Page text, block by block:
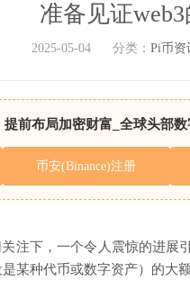
准备见证web3
2025-05-04 分类： Pi币资
提前布局加密财富_全球头部
币安(Binance)注册
注下，一个令人震惊的进
某种代币或数字资产）的大额